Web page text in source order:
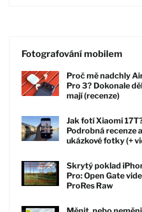
Fotografování mobilem
Proč mě nadchly
Pro 3? Dokonale
mají (recenze)
Jak fotí Xiaomi
Podrobná recenze a
ukázkové fotky (+
Skrytý poklad
Pro: Open Gate
ProRes Raw